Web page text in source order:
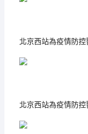
北京西站為疫情防
北京西站為疫情防